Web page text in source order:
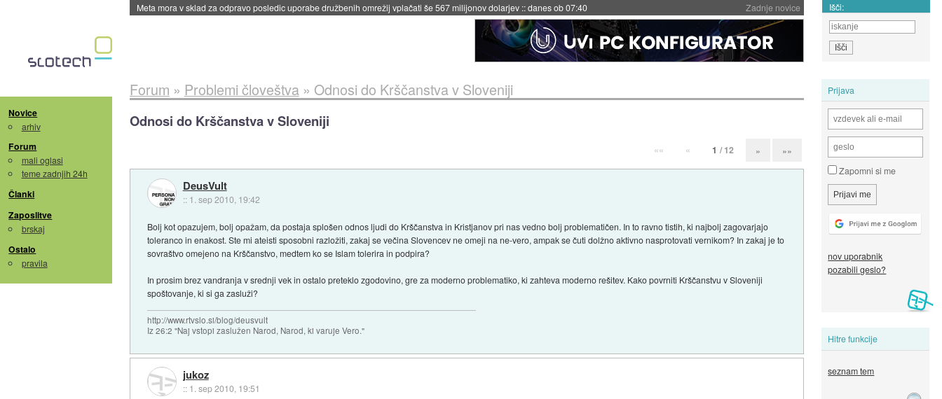
Zadnje novice
Meta mora v sklad za odpravo posledic uporabe družbenih omrežij vplačati še 567 milijonov dolarjev ::danes ob 07:40 Išči:
Novice
arhiv
Forum
mali oglasi
teme zadnjih 24h
Članki
Zaposlitve
brskaj
Ostalo
pravila
Prijava
Zapomni si me
nov uporabnik
pozabili geslo?
Hitre funkcije
seznam tem
Forum » Problemi človeštva» Odnosi do Krščanstva v Sloveniji
Odnosi do Krščanstva v Sloveniji
«« « 1 / 12 » »»
DeusVult
:: 1. sep 2010, 19:42
Bolj kot opazujem, bolj opažam, da postaja splošen odnos ljudi do Krščanstva in Kristjanov pri nas vedno bolj problematičen. In to ravno tistih, ki najbolj zagovarjajo
toleranco in enakost. Ste mi ateisti sposobni razložiti, zakaj se večina Slovencev ne omeji na ne-vero, ampak se čuti dolžno aktivno nasprotovati vernikom? In zakaj je to
sovraštvo omejeno na Krščanstvo, medtem ko se Islam tolerira in podpira?
In prosim brez vandranja v srednji vek in ostalo preteklo zgodovino, gre za moderno problematiko, ki zahteva moderno rešitev. Kako povrniti Krščanstvu v Sloveniji
spoštovanje, ki si ga zasluži?
http://www.rtvslo.si/blog/deusvult
Iz 26:2 "Naj vstopi zaslužen Narod, Narod, ki varuje Vero."
jukoz
:: 1. sep 2010, 19:51